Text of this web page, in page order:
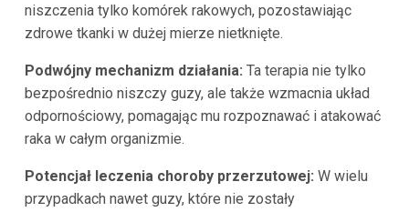
niszczenia tylko komórek rakowych, pozostawiając
zdrowe tkanki w dużej mierze nietknięte.
Podwójny mechanizm działania: Ta terapia nie tylko
bezpośrednio niszczy guzy, ale także wzmacnia układ
odpornościowy, pomagając mu rozpoznawać i atakować
raka w całym organizmie.
Potencjał leczenia choroby przerzutowej: W wielu
przypadkach nawet guzy, które nie zostały